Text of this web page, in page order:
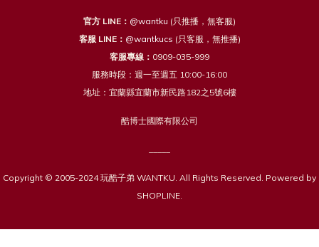
官方 LINE： @wantku (只推播，無客服)
客服 LINE： @wantkucs (只客服，無推播)
客服專線： 0909-035-999
服務時段：週一至週五 10:00-16:00
地址：宜蘭縣宜蘭市新民路182之5號6樓
酷博士國際有限公司
Copyright © 2005-2024 玩酷子弟 WANTKU. All Rights Reserved. Powered by
SHOPLINE.